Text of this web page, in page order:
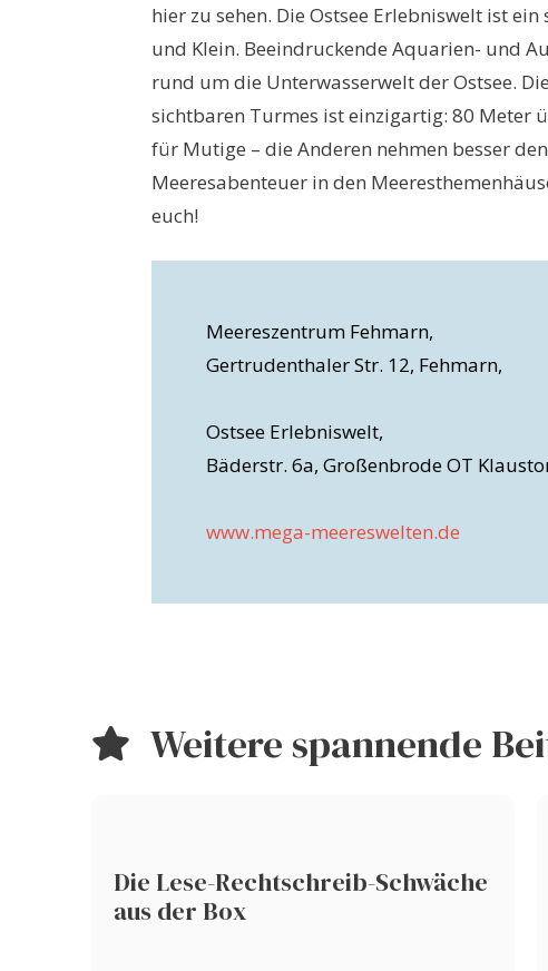
hier zu sehen. Die Ostsee Erlebniswelt ist
und Klein. Beeindruckende Aquarien- und
rund um die Unterwasserwelt der Ostsee.
sichtbaren Turmes ist einzigartig: 80 Meter
für Mutige – die Anderen nehmen besser
Meeresabenteuer in den
euch!
Meereszentrum Fehmarn,
Gertrudenthaler Str. 12, Fehmarn,
Ostsee Erlebniswelt,
Bäderstr. 6a, Großenbrode OT
www.mega-meereswelten.de
Weitere spannende
Die Lese-Rechtschreib-Schwäche
aus der Box